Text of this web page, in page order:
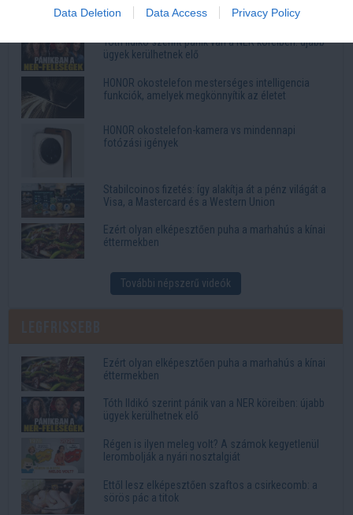
Data Deletion Data Access Privacy Policy
lerombolják a nyári nosztalgiát
Tóth Ildikó szerint pánik van a NER köreiben: újabb
ügyek kerülhetnek elő
HONOR okostelefon mesterséges intelligencia
funkciók, amelyek megkönnyítik az életet
HONOR okostelefon-kamera vs mindennapi
fotózási igények
Stabilcoinos fizetés: így alakítja át a pénz világát a
Visa, a Mastercard és a Western Union
Ezért olyan elképesztően puha a marhahús a kínai
éttermekben
További népszerű videók
Ezért olyan elképesztően puha a marhahús a kínai
éttermekben
Tóth Ildikó szerint pánik van a NER köreiben: újabb
ügyek kerülhetnek elő
Régen is ilyen meleg volt? A számok kegyetlenül
lerombolják a nyári nosztalgiát
Ettől lesz elképesztően szaftos a csirkecomb: a
sörös pác a titok